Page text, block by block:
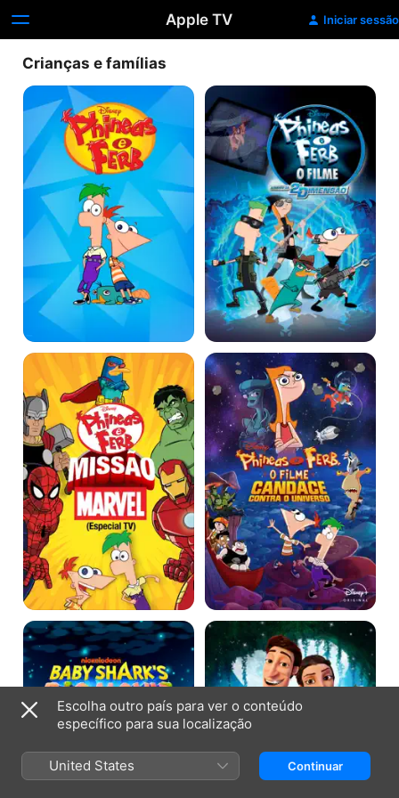
Apple TV Iniciar sessão
Crianças e famílias
Phineas
e
Ferb
Phineas
e
Ferb:
Através
da
2ª
Dimensão
Phineas
Ferb:
Missão
Marvel
Phineas
e
Ferb,
Filme:
Candace
Contra
o
Universo
Baby
Shark
-
O
Grande
Filme
Charming
Escolha outro país para ver o conteúdo
específico para sua localização
United States Continuar